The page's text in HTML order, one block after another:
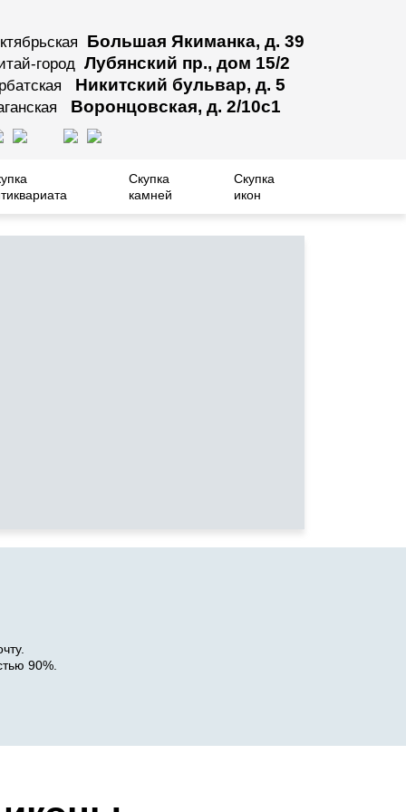
Большая Якиманка, д. 39
город Лубянский пр., дом 15/2
Никитский бульвар, д. 5
Воронцовская, д. 2/10с1
Скупка
камней
Скупка
икон
90%.